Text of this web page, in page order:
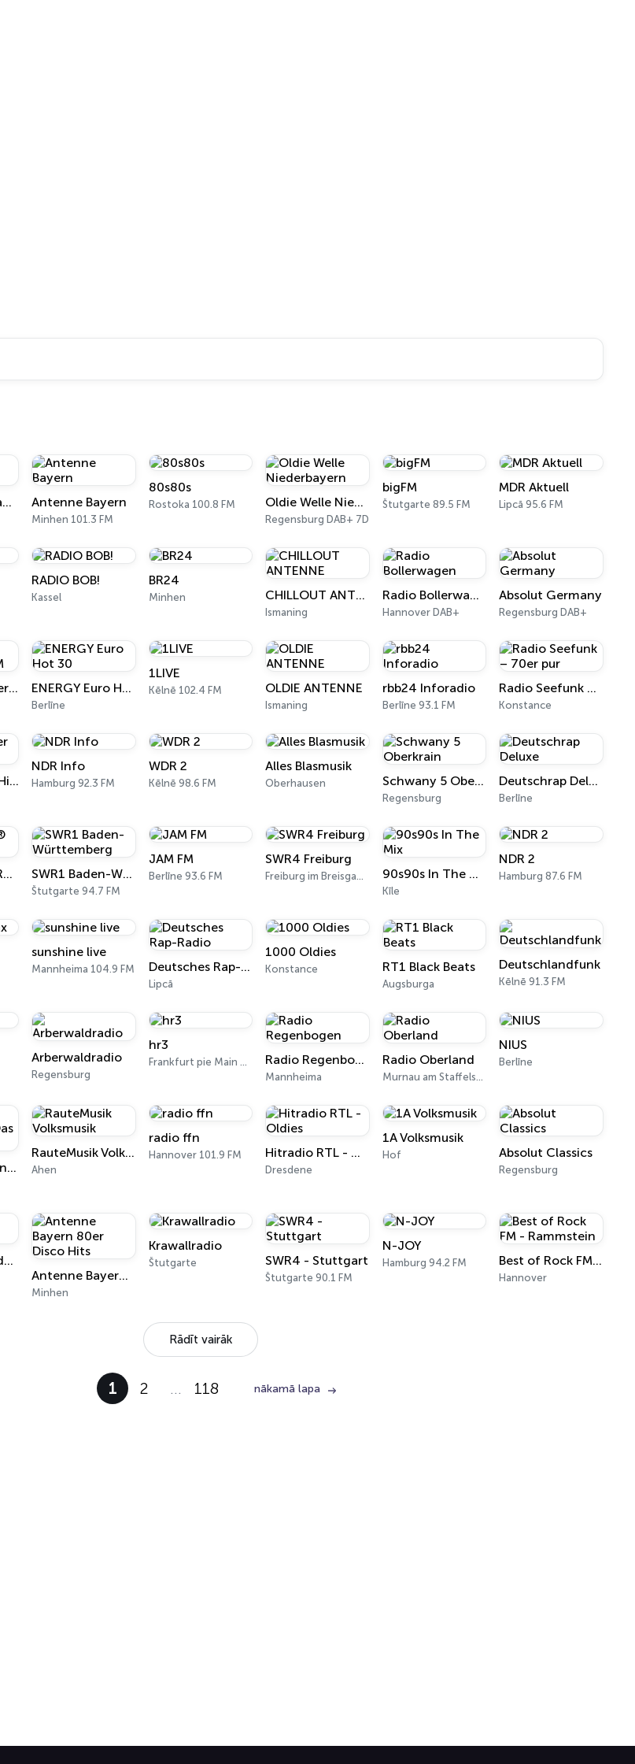
90s90s Eurodance Antenne Bayern
Minhen 101.3 FM
80s80s
Rostoka 100.8 FM Oldie Welle Niederbayern
Regensburg DAB+ 7D
bigFM
Štutgarte 89.5 FM
MDR Aktuell
Lipcā 95.6 FM
RADIO BOB!
Kassel
BR24
Minhen CHILLOUT ANTENNE
Ismaning
Radio Bollerwagen
Hannover DAB+
Absolut Germany
Regensburg DAB+
Radio Golos Berlina 97.2 FM ENERGY Euro Hot 30
Berlīne
1LIVE
Kēlnē 102.4 FM OLDIE ANTENNE
Ismaning
rbb24 Inforadio
Berlīne 93.1 FM
Radio Seefunk – 70er pur
Konstance
ENERGY 80er Hits
NDR Info
Hamburg 92.3 FM
WDR 2
Kēlnē 98.6 FM
Alles Blasmusik
Oberhausen Schwany 5 Oberkrain
Regensburg
Deutschrap Deluxe
Berlīne
Ballermann® Radio SWR1 Baden-Württemberg
Štutgarte 94.7 FM
JAM FM
Berlīne 93.6 FM
SWR4 Freiburg
Freiburg im Breisgau 100.2 FM 90s90s In The Mix
Kīle
NDR 2
Hamburg 87.6 FM
sunshine live
Mannheima 104.9 FM Deutsches Rap-Radio
Lipcā
1000 Oldies
Konstance RT1 Black Beats
Augsburga
Deutschlandfunk
Kēlnē 91.3 FM
Arberwaldradio
Regensburg
hr3
Frankfurt pie Main 89.3 FM Radio Regenbogen
Mannheima
Radio Oberland
Murnau am Staffelsee 97.5 FM
NIUS
Berlīne
MDR Thüringen – Das Radio
RauteMusik Volksmusik
Ahen
radio ffn
Hannover 101.9 FM Hitradio RTL - Oldies
Dresdene
1A Volksmusik
Hof Absolut Classics
Regensburg
Antenne Brandenburg
Antenne Bayern 80er Disco Hits
Minhen
Krawallradio
Štutgarte SWR4 - Stuttgart
Štutgarte 90.1 FM
N-JOY
Hamburg 94.2 FM Best of Rock FM - Rammstein
Hannover
Rādīt vairāk
1 2 … 118 nākamā lapa